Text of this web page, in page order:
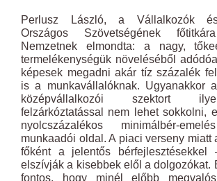
Perlusz László, a Vállalkozók
Országos Szövetségének
Nemzetnek elmondta: a nagy,
termelékenységük növeléséből
képesek megadni akár tíz százalék
is a munkavállalóknak. Ugyanakkor
középvállalkozói szektort
felzárkóztatással nem lehet sokkolni,
nyolcszázalékos minimálbér-
munkaadói oldal. A piaci verseny miatt
főként a jelentős bérfejlesztésekkel
elszívják a kisebbek elől a dolgozókat.
fontos, hogy minél előbb